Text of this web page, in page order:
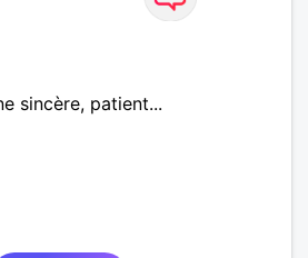
sincère, patient...